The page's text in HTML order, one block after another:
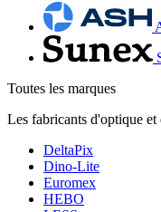
Toutes les marques
Les fabricants d'optique
DeltaPix
Dino-Lite
Euromex
HEBO